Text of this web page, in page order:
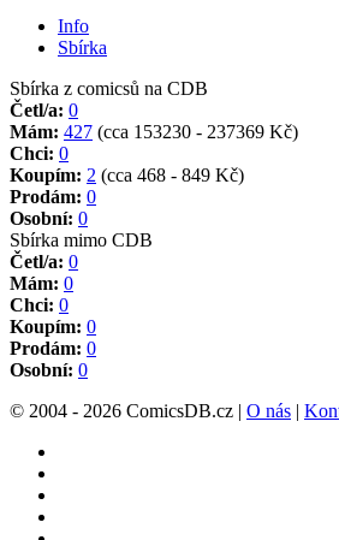
Info
Sbírka
Sbírka z comicsů na CDB
Četl/a: 0
Mám: 427 (cca 153230 - 237369 Kč)
Chci: 0
Koupím: 2 (cca 468 - 849 Kč)
Prodám: 0
Osobní: 0
Sbírka mimo CDB
Četl/a: 0
Mám: 0
Chci: 0
Koupím: 0
Prodám: 0
Osobní: 0
© 2004 - 2026 ComicsDB.cz | O nás |